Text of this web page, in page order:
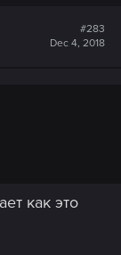
#283
Dec 4, 2018
как это